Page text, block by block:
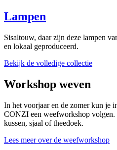
Lampen
Sisaltouw, daar zijn deze lampen
en lokaal geproduceerd.
Bekijk de volledige collectie
Workshop weven
In het voorjaar en de zomer kun je
CONZI een weefworkshop volgen.
kussen, sjaal of theedoek.
Lees meer over de weefworkshop